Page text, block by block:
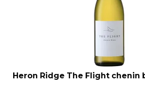
Heron Ridge The Flight chenin